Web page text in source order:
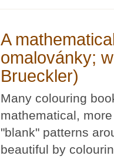
A
omalovánky;
Brueckler)
Many colouring
mathematical,
"blank" patterns
beautiful by